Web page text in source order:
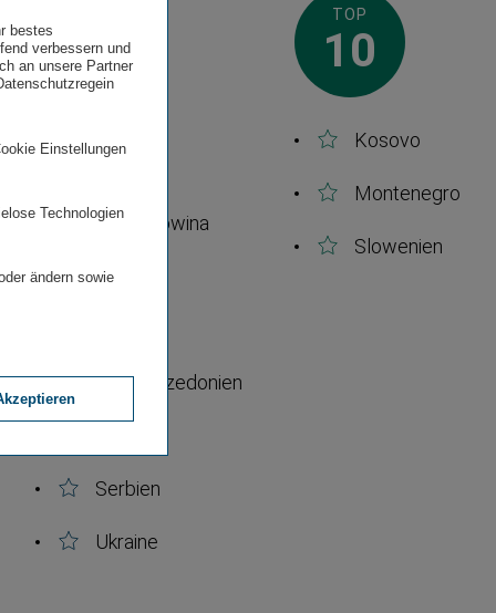
5
Herzegowina
Kroatien
Nordma­ze­donien
Serbien
Ukraine
TOP
10
Kosovo
Montenegro
Slowenien
bestes
verbessern und
an unsere Partner
Einstellungen
Technologien
ändern sowie